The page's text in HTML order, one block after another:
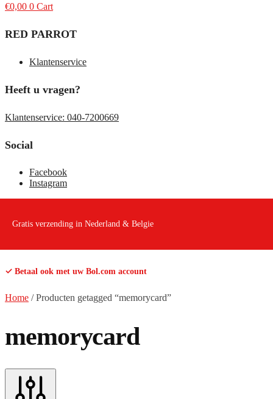
€0,00 0 Cart
RED PARROT
Klantenservice
Heeft u vragen?
Klantenservice: 040-7200669
Social
Facebook
Instagram
Gratis verzending in Nederland & Belgie
✓ Betaal ook met uw Bol.com account
Home /Producten getagged “memorycard”
memorycard